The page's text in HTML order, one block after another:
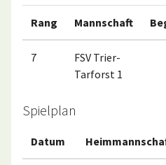
Rang Mannschaft
7
FSV Trier-
Tarforst 1
Spielplan
Datum